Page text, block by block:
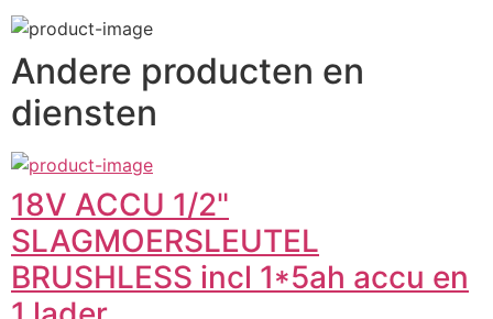
Andere producten en
diensten
18V ACCU 1/2"
SLAGMOERSLEUTEL
BRUSHLESS incl 1*5ah accu en